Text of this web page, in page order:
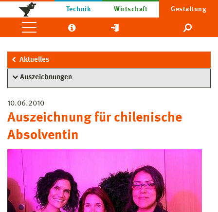
Technik Wirtschaft Gestaltung
Aktuelles
Auszeichnungen
10.06.2010
Auszeichnung für chilenische
Absolventin